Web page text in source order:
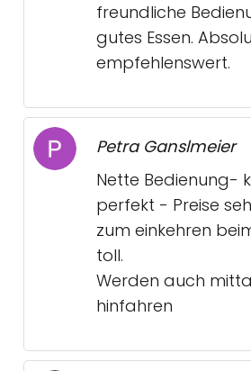
freundliche
gutes Essen.
empfehlenswert.
Petra Ganslmeier
Nette Bedienung-
perfekt - Preise
zum einkehren
toll.
Werden auch
hinfahren